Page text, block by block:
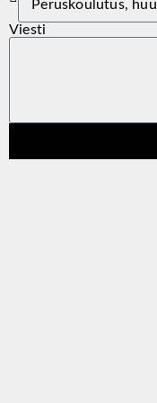
Viesti